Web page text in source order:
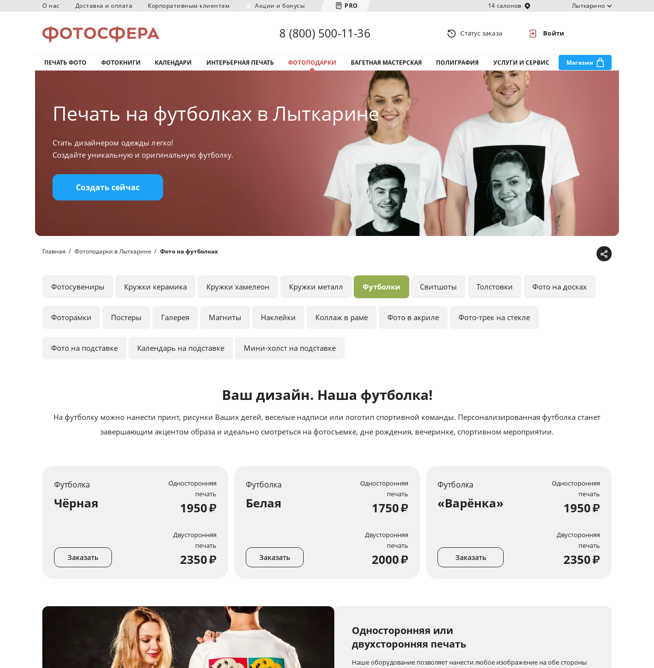
О нас Доставка и оплата Корпоративным клиентам Акции и бонусы PRO 14 салонов Лыткарино
Загрузка городов...
8 (800) 500-11-36 Статус заказа Войти
ПЕЧАТЬ ФОТО ФОТОКНИГИ КАЛЕНДАРИ ИНТЕРЬЕРНАЯ ПЕЧАТЬ ФОТОПОДАРКИ БАГЕТНАЯ МАСТЕРСКАЯ ПОЛИГРАФИЯ УСЛУГИ И СЕРВИС Магазин
Печать на футболках в Лыткарине
Стать дизайнером одежды легко!
Создайте уникальную и оригинальную футболку.
Создать сейчас
Главная Фотоподарки в Лыткарине Фото на футболках
Фотосувениры Кружки керамика Кружки хамелеон Кружки металл Футболки Свитшоты Толстовки Фото на досках
Фоторамки Постеры Галерея Магниты Наклейки Коллаж в раме Фото в акриле Фото-трек на стекле
Фото на подставке Календарь на подставке Мини-холст на подставке
Ваш дизайн. Наша футболка!
На футболку можно нанести принт, рисунки Ваших детей, веселые надписи или логотип спортивной команды. Персонализированная футболка станет
завершающим акцентом образа и идеально смотреться на фотосъемке, дне рождения, вечеринке, спортивном мероприятии.
Футболка
Чёрная
Заказать
Односторонняя
печать
1950₽
Двусторонняя
печать
2350₽
Футболка
Белая
Заказать
Односторонняя
печать
1750₽
Двусторонняя
печать
2000₽
Футболка
«Варёнка»
Заказать
Односторонняя
печать
1950₽
Двусторонняя
печать
2350₽
Односторонняя или
двухсторонняя печать
Наше оборудование позволяет нанести любое изображение на обе стороны